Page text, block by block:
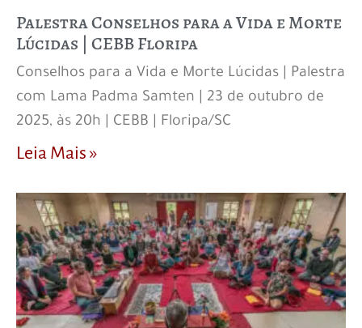
Palestra Conselhos para a Vida e Morte
Lúcidas | CEBB Floripa
Conselhos para a Vida e Morte Lúcidas | Palestra
com Lama Padma Samten | 23 de outubro de
2025, às 20h | CEBB | Floripa/SC
Leia Mais »